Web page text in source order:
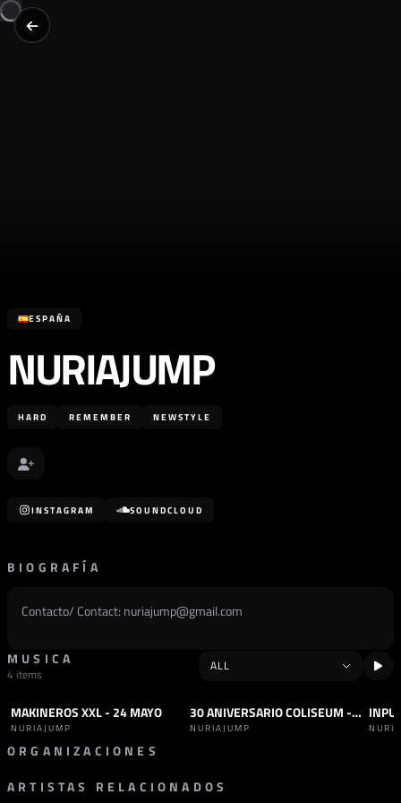
ESPAÑA
NURIAJUMP
HARD REMEMBER NEWSTYLE
INSTAGRAM SOUNDCLOUD
BIOGRAFÍA
Contacto/ Contact: nuriajump@gmail.com
MUSICA
4 items
SET HARD DANCE+1
MAKINEROS XXL - 24 MAYO
NURIAJUMP
SET REMEMBER+1 30 ANIVERSARIO COLISEUM - 9 SEPTIEMBRE
NURIAJUMP
SET
INPU
ORGANIZACIONES
PROMOTOR
SONIDOPDF
ARTISTAS RELACIONADOS